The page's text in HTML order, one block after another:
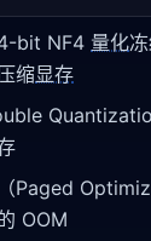
bit NF4 量化
缩显存
Paged
OOM